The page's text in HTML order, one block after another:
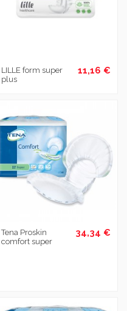
LILLE form super
plus
11,16 €
Tena Proskin
comfort super
34,34 €